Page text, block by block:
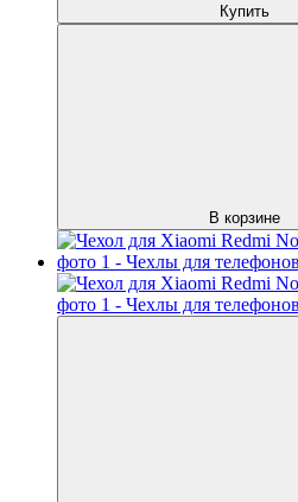
Купить
В корзине